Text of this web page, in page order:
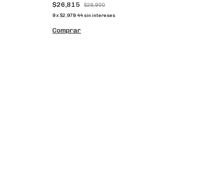
$26,815
$29,900
9x $2,979.44 sin intereses
Comprar